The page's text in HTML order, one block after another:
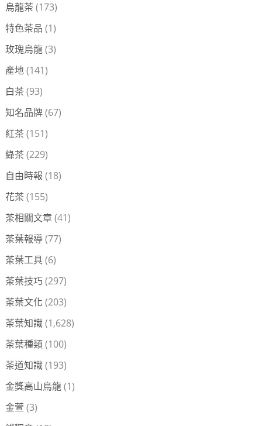
烏龍茶 (173)
特色茶品 (1)
玫瑰烏龍(3)
產地(141)
白茶 (93)
知名品牌(67)
紅茶 (151)
綠茶 (229)
自由時報 (18)
花茶 (155)
茶相關文章(41)
茶葉報導(77)
茶葉工具(6)
茶葉技巧(297)
茶葉文化 (203)
茶葉知識(1,628)
茶葉種類(100)
茶道知識(193)
金獎高山烏龍(1)
金萱 (3)